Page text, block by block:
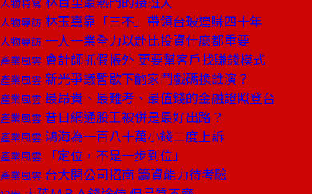
人物專訪 林玉嘉靠「三不」帶領台玻連賺四十年
人物專訪 一人一業全力以赴比投資什麼都重要
產業風雲 會計師抓假帳外 更要幫客戶找賺錢模式
產業風雲 新光爭議暫歇下齣家鬥戲碼換誰演？
產業風雲 最昂貴、最難考、最值錢的金融證照登台
產業風雲 昔日網通股王被併是最好出路？
產業風雲 鴻海為一百八十萬小錢二度上訴
產業風雲 「定位，不是一步到位」
產業風雲 台大開公司招商 籌資能力待考驗